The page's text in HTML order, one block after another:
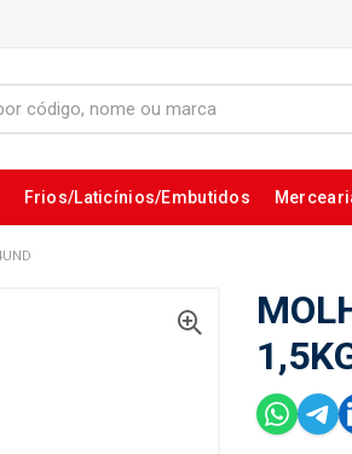
Frios/Laticínios/Embutidos